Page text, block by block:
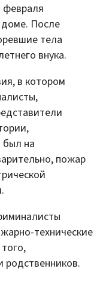
После
тела
внука.
в котором
был на
пожар
технические